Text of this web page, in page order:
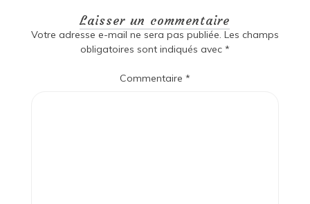
Laisser un commentaire
Votre adresse e-mail ne sera pas publiée. Les champs
obligatoires sont indiqués avec *
Commentaire *